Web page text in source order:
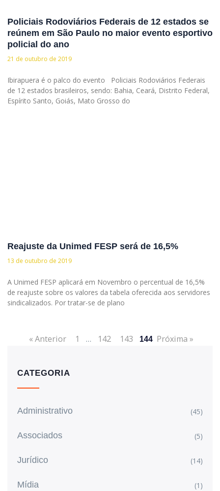
Policiais Rodoviários Federais de 12 estados se
reúnem em São Paulo no maior evento esportivo
policial do ano
21 de outubro de 2019
Ibirapuera é o palco do evento Policiais Rodoviários Federais
de 12 estados brasileiros, sendo: Bahia, Ceará, Distrito Federal,
Espírito Santo, Goiás, Mato Grosso do
Reajuste da Unimed FESP será de 16,5%
13 de outubro de 2019
A Unimed FESP aplicará em Novembro o percentual de 16,5%
de reajuste sobre os valores da tabela oferecida aos servidores
sindicalizados. Por tratar-se de plano
« Anterior 1 … 142 143 144 Próxima »
CATEGORIA
Administrativo (45)
Associados (5)
Jurídico (14)
Mídia (1)